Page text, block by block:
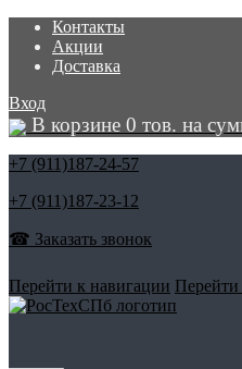
Контакты
Акции
Доставка
Вход
В корзине 0 тов. на
+7 (911)187-24-57
+7 (911)187-23-12
☎ Заказать звонок
Перейти к навигации